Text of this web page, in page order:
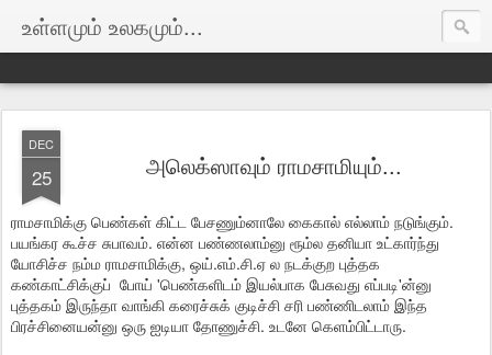
உள்ளமும் உலகமும்...
DEC
25 அலெக்ஸாவும் ராமசாமியும்...
ராமசாமிக்கு பெண்கள் கிட்ட பேசணும்னாலே கைகால் எல்லாம் நடுங்கும்.
பயங்கர கூச்ச சுபாவம். என்ன பண்ணலாம்னு ரூம்ல தனியா உட்கார்ந்து
யோசிச்ச நம்ம ராமசாமிக்கு, ஒய்.எம்.சி.ஏ ல நடக்குற புத்தக
கண்காட்சிக்குப் போய் 'பெண்களிடம் இயல்பாக பேசுவது எப்படி'ன்னு
புத்தகம் இருந்தா வாங்கி கரைச்சுக் குடிச்சி சரி பண்ணிடலாம் இந்த
பிரச்சினையன்னு ஒரு ஐடியா தோணுச்சி. உடனே கெளம்பிட்டாரு.